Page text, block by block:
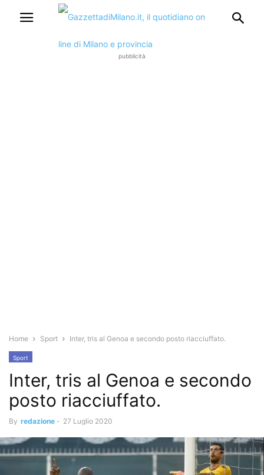
pubblicità
Home Sport Inter, tris al Genoa e secondo posto riacciuffato.
Sport
Inter, tris al Genoa e secondo
posto riacciuffato.
By redazione - 27 Luglio 2020